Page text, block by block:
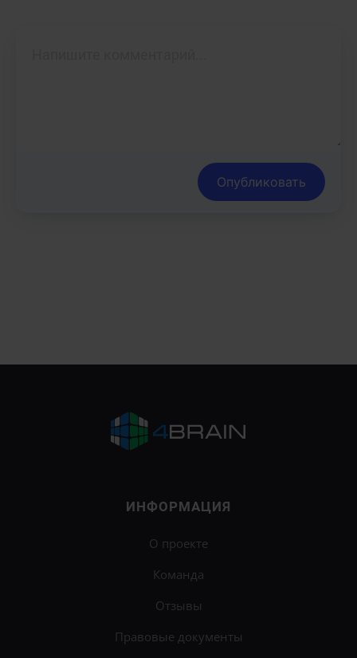
Опубликовать
ИНФОРМАЦИЯ
О проекте
Команда
Отзывы
Правовые документы